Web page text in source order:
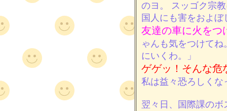
のヨ。 スッゴク宗
国人にも害をおよ
友達の車に火をつ
ゃんも気をつけて
にいくわ。」
ゲゲッ！そんな危
私は益々恐ろしくな
翌々日、国際課の